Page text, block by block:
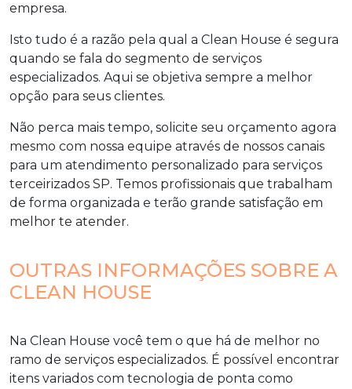
empresa.
Isto tudo é a razão pela qual a Clean House é segura
quando se fala do segmento de serviços
especializados. Aqui se objetiva sempre a melhor
opção para seus clientes.
Não perca mais tempo, solicite seu orçamento agora
mesmo com nossa equipe através de nossos canais
para um atendimento personalizado para serviços
terceirizados SP. Temos profissionais que trabalham
de forma organizada e terão grande satisfação em
melhor te atender.
OUTRAS INFORMAÇÕES SOBRE A
CLEAN HOUSE
Na Clean House você tem o que há de melhor no
ramo de serviços especializados. É possível encontrar
itens variados com tecnologia de ponta como